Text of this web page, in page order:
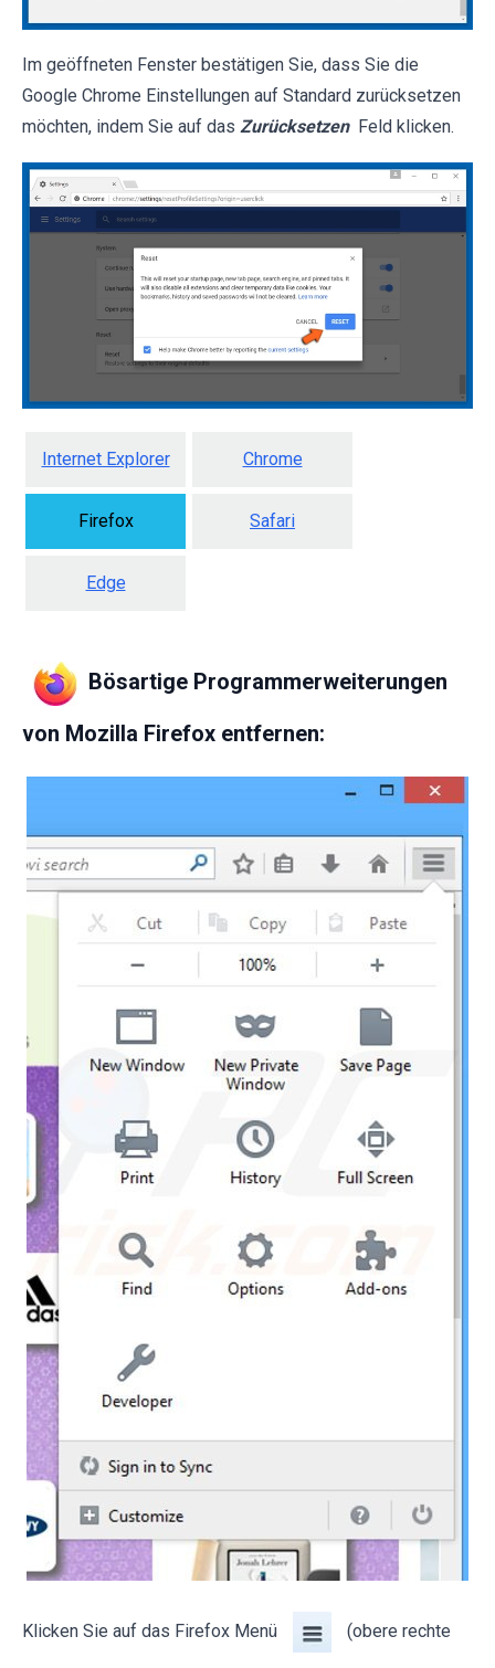
Im geöffneten Fenster bestätigen Sie, dass Sie die
Google Chrome Einstellungen auf Standard zurücksetzen
möchten, indem Sie auf das Zurücksetzen Feld klicken.
Internet Explorer Chrome
Firefox Safari
Edge
Bösartige Programmerweiterungen
von Mozilla Firefox entfernen:
Klicken Sie auf das Firefox Menü (obere rechte